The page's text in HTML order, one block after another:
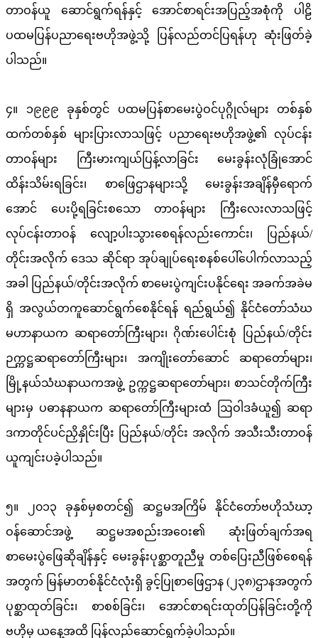
တာဝန်ယူ ဆောင်ရွက်ရန်နှင့် အောင်စာရင်းအပြည့်အစုံကို ပါဠိ
ပထမပြန်ပညာရေးဗဟိုအဖွဲ့သို့ ပြန်လည်တင်ပြရန်ဟု ဆုံးဖြတ်ခဲ့
ပါသည်။
၄။ ၁၉၉၉ ခုနှစ်တွင် ပထမပြန်စာမေးပွဲဝင်ပုဂ္ဂိုလ်များ တစ်နှစ်
ထက်တစ်နှစ် များပြားလာသဖြင့် ပညာရေးဗဟိုအဖွဲ့၏ လုပ်ငန်း
တာဝန်များ ကြီးမားကျယ်ပြန့်လာခြင်း မေးခွန်းလုံခြုံအောင်
ထိန်းသိမ်းရခြင်း၊ စာဖြေဌာနများသို့ မေးခွန်းအချိန်မှီရောက်
အောင် ပေးပို့ရခြင်းစသော တာဝန်များ ကြီးလေးလာသဖြင့်
လုပ်ငန်းတာဝန် လျော့ပါးသွားစေရန်လည်းကောင်း၊ ပြည်နယ်/
တိုင်းအလိုက် ဒေသ ဆိုင်ရာ အုပ်ချုပ်ရေးစနစ်ပေါ်ပေါက်လာသည့်
အခါ ပြည်နယ်/တိုင်းအလိုက် စာမေးပွဲကျင်းပနိုင်ရေး အခက်အခဲမ
ရှိ အလွယ်တကူဆောင်ရွက်စေနိုင်ရန် ရည်ရွယ်၍ နိုင်ငံတော်သံဃ
မဟာနာယက ဆရာတော်ကြီးများ၊ ဂိုဏ်းပေါင်းစုံ ပြည်နယ်/တိုင်း
ဉက္ကဋ္ဌဆရာတော်ကြီးများ၊ အကျိုးတော်ဆောင် ဆရာတော်များ၊
မြို့နယ်သံဃနာယကအဖွဲ့ ဥက္ကဋ္ဌဆရာတော်များ၊ စာသင်တိုက်ကြီး
များမှ ပဓာနနာယက ဆရာတော်ကြီးများထံ ဩဝါဒခံယူ၍ ဆရာ
ဒကာတိုင်ပင်ညှိနှိုင်းပြီး ပြည်နယ်/တိုင်း အလိုက် အသီးသီးတာဝန်
ယူကျင်းပခဲ့ပါသည်။
၅။ ၂၀၁၃ ခုနှစ်မှစတင်၍ ဆဋ္ဌမအကြိမ် နိုင်ငံတော်ဗဟိုသံဃာ့
ဝန်ဆောင်အဖွဲ့ ဆဋ္ဌမအစည်းအဝေး၏ ဆုံးဖြတ်ချက်အရ
စာမေးပွဲဖြေဆိုချိန်နှင့် မေးခွန်းပုစ္ဆာတူညီမှု တစ်ပြေးညီဖြစ်စေရန်
အတွက် မြန်မာတစ်နိုင်ငံလုံးရှိ ခွင့်ပြုစာဖြေဌာန (၂၃၈)ဌာနအတွက်
ပုစ္ဆာထုတ်ခြင်း၊ စာစစ်ခြင်း၊ အောင်စာရင်းထုတ်ပြန်ခြင်းတို့ကို
ဗဟိုမှ ယနေ့အထိ ပြန်လည်ဆောင်ရွက်ခဲ့ပါသည်။